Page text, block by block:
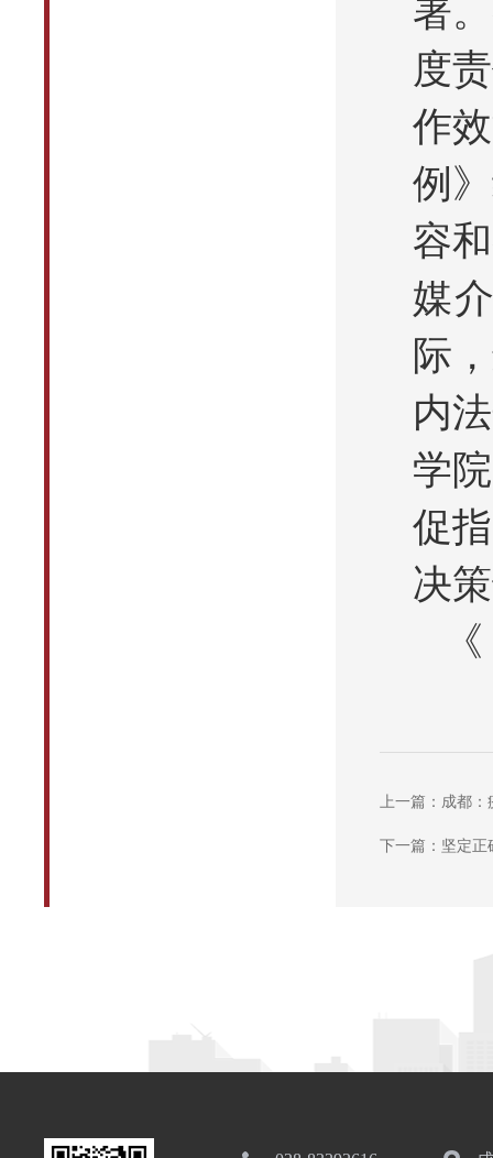
署
度
作
例
容
媒
际
内
学
促
决
上一篇：成都
下一篇：坚定正